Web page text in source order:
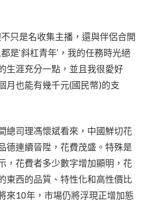
只是名收集主播，還與伴侶合開
是‘斜杠青年’，我的任務時光絕
生涯充分一點，並且我很愛好
月也能有幾千元(國民幣)的支
總司理馮懷斌看來，中國鮮切花
德連續晉陞，花費茂盛。特殊是
，花費者多少數字增加顯明，花
東西的品質、特性化和高性價比
來10年，市場仍將浮現正增加態